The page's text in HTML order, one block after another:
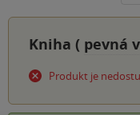
Kniha ( pevná
Produkt je